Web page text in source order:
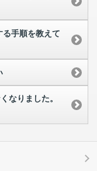
手順を教えて
なりました。